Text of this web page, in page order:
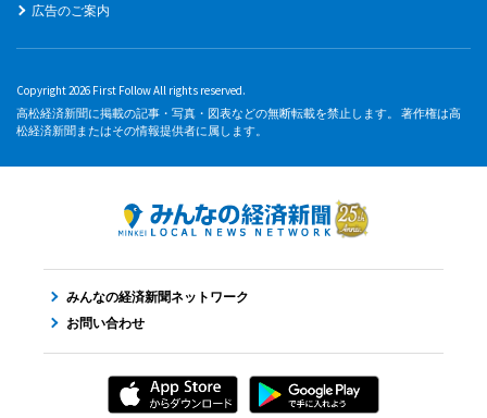
広告のご案内
Copyright 2026 First Follow All rights reserved.
高松経済新聞に掲載の記事・写真・図表などの無断転載を禁止します。 著作権は高
松経済新聞またはその情報提供者に属します。
みんなの経済新聞ネットワーク
お問い合わせ